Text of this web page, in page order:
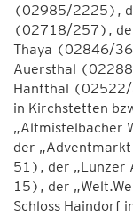
(02985/2225),
(02718/257), der
Thaya (02846/
Auersthal
Hanfthal (02522/
in Kirchstetten
„Altmistelbacher
der
51), der „Lunzer
15), der
Schloss